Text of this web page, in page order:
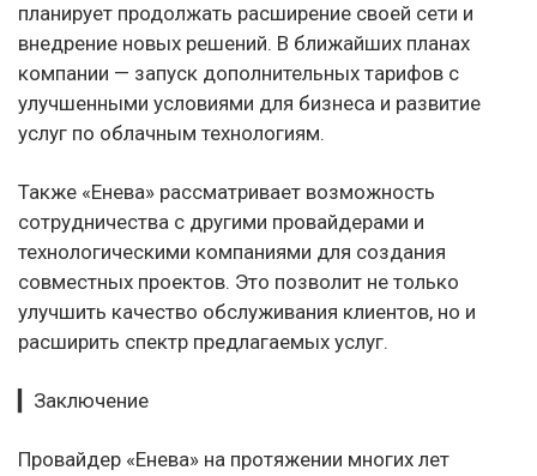
планирует продолжать расширение своей сети и
внедрение новых решений. В ближайших планах
компании — запуск дополнительных тарифов с
улучшенными условиями для бизнеса и развитие
услуг по облачным технологиям.
Также «Енева» рассматривает возможность
сотрудничества с другими провайдерами и
технологическими компаниями для создания
совместных проектов. Это позволит не только
улучшить качество обслуживания клиентов, но и
расширить спектр предлагаемых услуг.
▎Заключение
Провайдер «Енева» на протяжении многих лет